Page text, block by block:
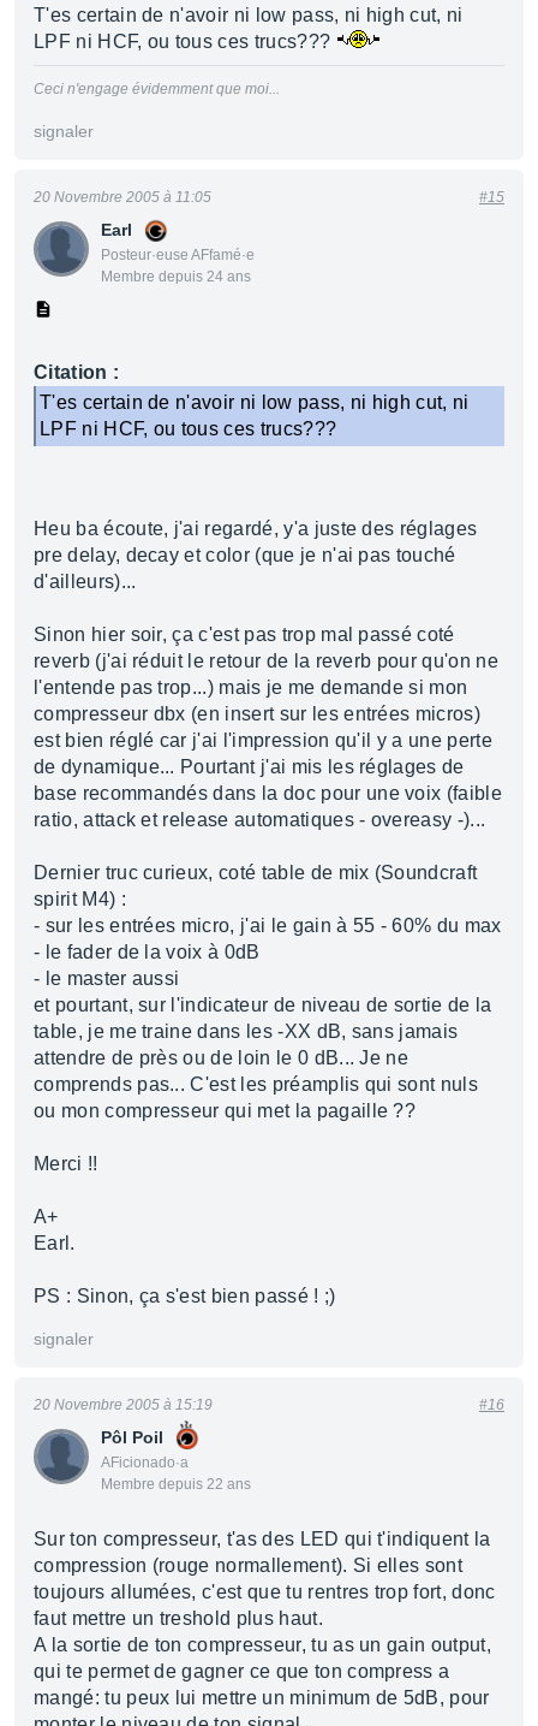
T'es certain de n'avoir ni low pass, ni high cut, ni
LPF ni HCF, ou tous ces trucs???
Ceci n'engage évidemment que moi...
signaler
Earl
Posteur·euse AFfamé·e
Membre depuis 24 ans
20 Novembre 2005 à 11:05 #15
Citation :
T'es certain de n'avoir ni low pass, ni high cut, ni
LPF ni HCF, ou tous ces trucs???
Heu ba écoute, j'ai regardé, y'a juste des réglages
pre delay, decay et color (que je n'ai pas touché
d'ailleurs)...
Sinon hier soir, ça c'est pas trop mal passé coté
reverb (j'ai réduit le retour de la reverb pour qu'on ne
l'entende pas trop...) mais je me demande si mon
compresseur dbx (en insert sur les entrées micros)
est bien réglé car j'ai l'impression qu'il y a une perte
de dynamique... Pourtant j'ai mis les réglages de
base recommandés dans la doc pour une voix (faible
ratio, attack et release automatiques - overeasy -)...
Dernier truc curieux, coté table de mix (Soundcraft
spirit M4) :
- sur les entrées micro, j'ai le gain à 55 - 60% du max
- le fader de la voix à 0dB
- le master aussi
et pourtant, sur l'indicateur de niveau de sortie de la
table, je me traine dans les -XX dB, sans jamais
attendre de près ou de loin le 0 dB... Je ne
comprends pas... C'est les préamplis qui sont nuls
ou mon compresseur qui met la pagaille ??
Merci !!
A+
Earl.
PS : Sinon, ça s'est bien passé ! ;)
signaler
Pôl Poil
AFicionado·a
Membre depuis 22 ans
20 Novembre 2005 à 15:19 #16
Sur ton compresseur, t'as des LED qui t'indiquent la
compression (rouge normallement). Si elles sont
toujours allumées, c'est que tu rentres trop fort, donc
faut mettre un treshold plus haut.
A la sortie de ton compresseur, tu as un gain output,
qui te permet de gagner ce que ton compress a
mangé: tu peux lui mettre un minimum de 5dB, pour